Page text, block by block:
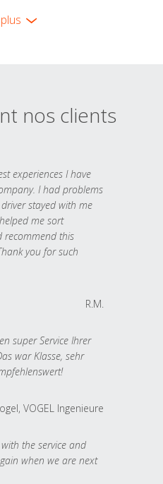
nos clients
experiences I have
I had problems
stayed with me
me sort
recommend this
you for such
R.M.
super Service Ihrer
war Klasse, sehr
VOGEL Ingenieure
the service and
when we are next